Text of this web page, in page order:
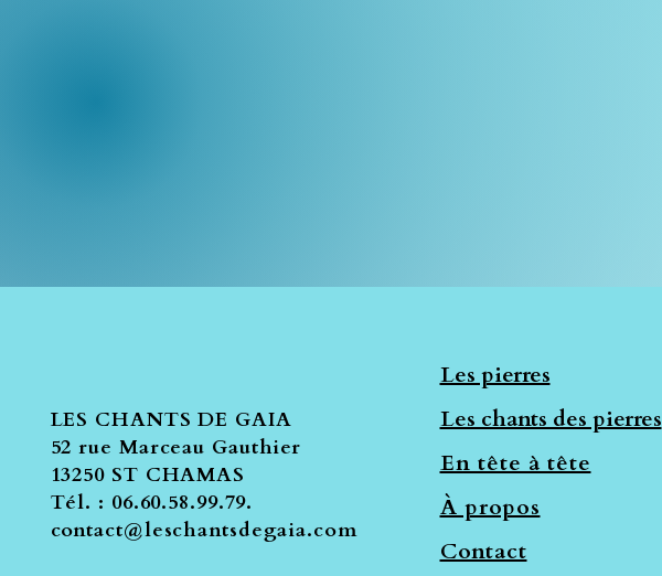
LES CHANTS DE GAIA
52 rue Marceau Gauthier
13250 ST CHAMAS
Tél. : 06.60.58.99.79.
contact@leschantsdegaia.com
Les pierres
Les chants des pierres
En tête à tête
À propos
Contact